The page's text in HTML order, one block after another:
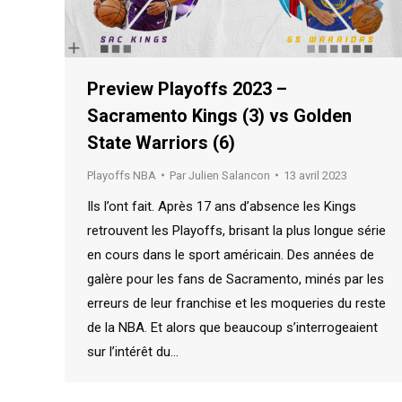
Preview Playoffs 2023 –
Sacramento Kings (3) vs Golden
State Warriors (6)
Playoffs NBA Par Julien Salancon 13 avril 2023
Ils l’ont fait. Après 17 ans d’absence les Kings
retrouvent les Playoffs, brisant la plus longue série
en cours dans le sport américain. Des années de
galère pour les fans de Sacramento, minés par les
erreurs de leur franchise et les moqueries du reste
de la NBA. Et alors que beaucoup s’interrogeaient
sur l’intérêt du…